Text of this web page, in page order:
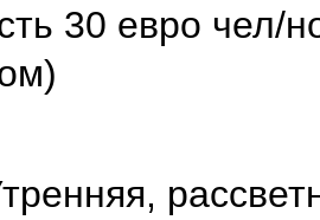
30 евро чел/